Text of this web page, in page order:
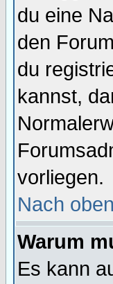
du eine
den
du
kannst,
vorliegen.
Nach oben
Warum
Es kann